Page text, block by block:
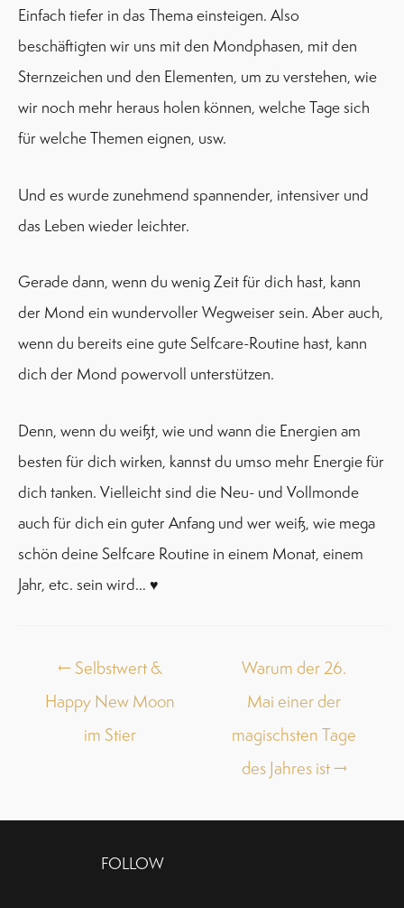
Einfach tiefer in das Thema einsteigen. Also
beschäftigten wir uns mit den Mondphasen, mit den
Sternzeichen und den Elementen, um zu verstehen, wie
wir noch mehr heraus holen können, welche Tage sich
für welche Themen eignen, usw.
Und es wurde zunehmend spannender, intensiver und
das Leben wieder leichter.
Gerade dann, wenn du wenig Zeit für dich hast, kann
der Mond ein wundervoller Wegweiser sein. Aber auch,
wenn du bereits eine gute Selfcare-Routine hast, kann
dich der Mond powervoll unterstützen.
Denn, wenn du weißt, wie und wann die Energien am
besten für dich wirken, kannst du umso mehr Energie für
dich tanken. Vielleicht sind die Neu- und Vollmonde
auch für dich ein guter Anfang und wer weiß, wie mega
schön deine Selfcare Routine in einem Monat, einem
Jahr, etc. sein wird… ♥
navigation
← Selbstwert &
Happy New Moon
im Stier
Warum der 26.
Mai einer der
magischsten Tage
des Jahres ist →
FOLLOW